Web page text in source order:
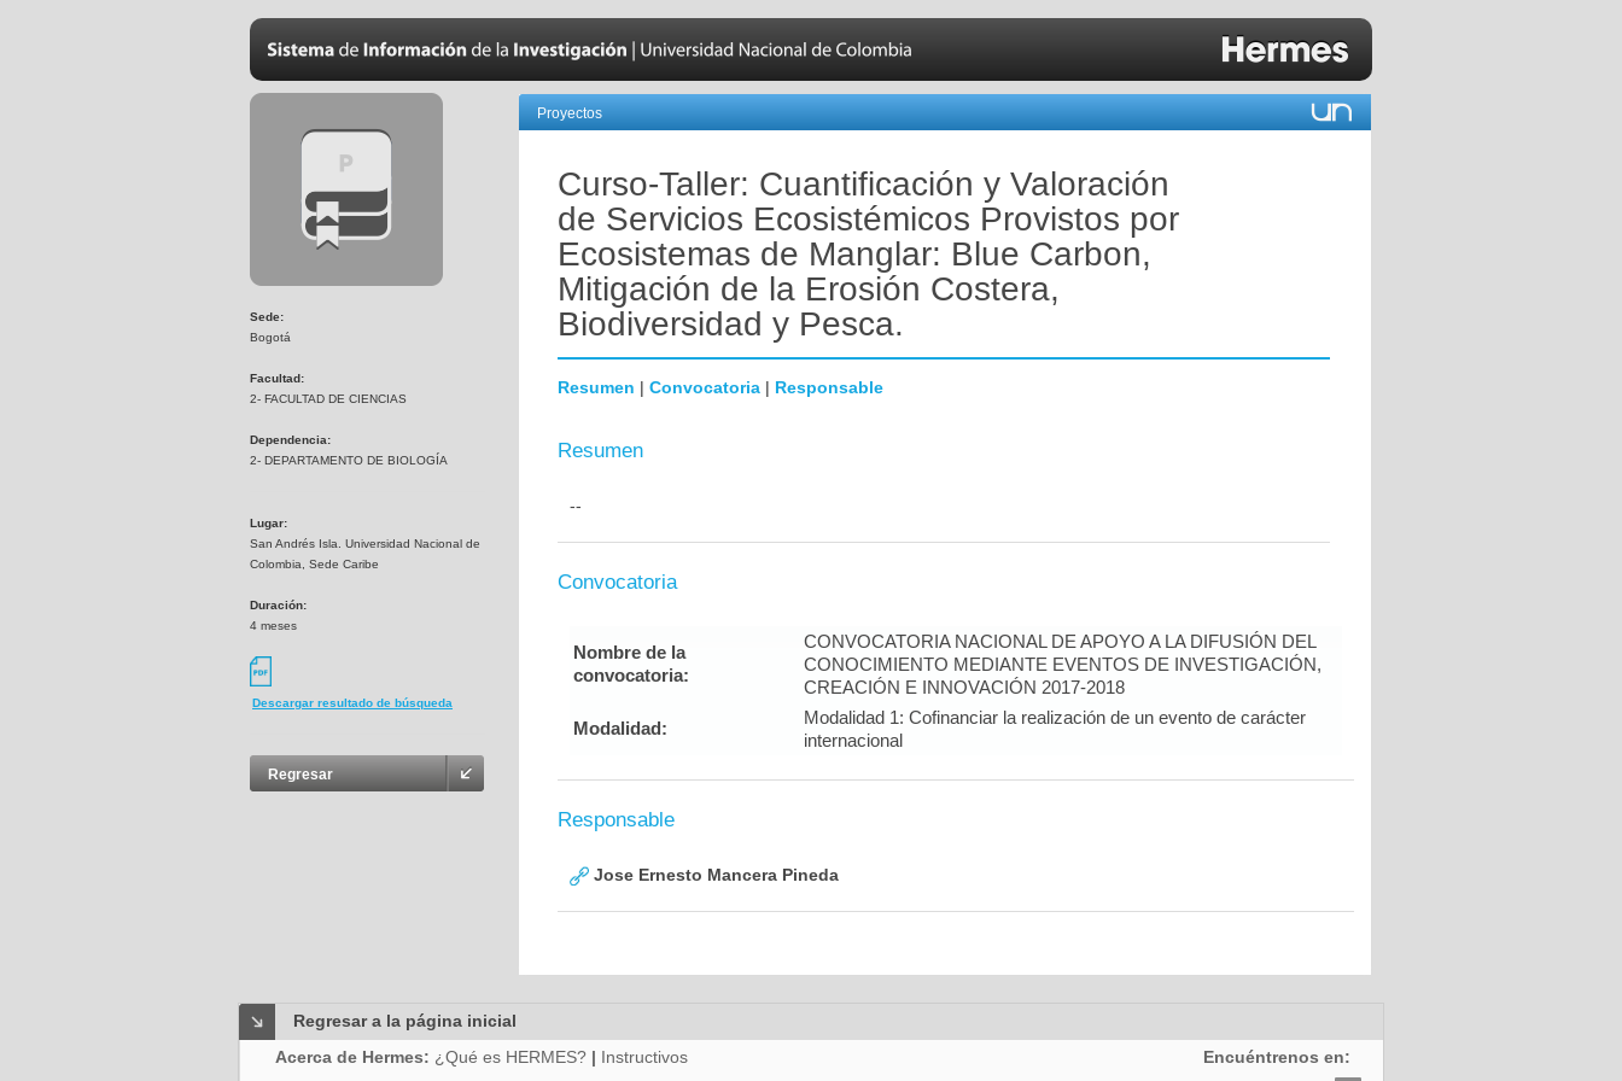
Sede:
Bogotá
Facultad:
2- FACULTAD DE CIENCIAS
Dependencia:
2- DEPARTAMENTO DE BIOLOGÍA
Lugar:
San Andrés Isla. Universidad Nacional de
Colombia, Sede Caribe
Duración:
4 meses
Descargar resultado de búsqueda
Regresar
Proyectos
Curso-Taller: Cuantificación y Valoración
de Servicios Ecosistémicos Provistos por
Ecosistemas de Manglar: Blue Carbon,
Mitigación de la Erosión Costera,
Biodiversidad y Pesca.
Resumen | Convocatoria | Responsable
Resumen
--
Convocatoria
Nombre de la
convocatoria:
CONVOCATORIA NACIONAL DE APOYO A LA DIFUSIÓN DEL
CONOCIMIENTO MEDIANTE EVENTOS DE INVESTIGACIÓN,
CREACIÓN E INNOVACIÓN 2017-2018
Modalidad:
Modalidad 1: Cofinanciar la realización de un evento de carácter
internacional
Responsable
Jose Ernesto Mancera Pineda
Regresar a la página inicial
Acerca de Hermes: ¿Qué es HERMES? | Instructivos Encuéntrenos en: